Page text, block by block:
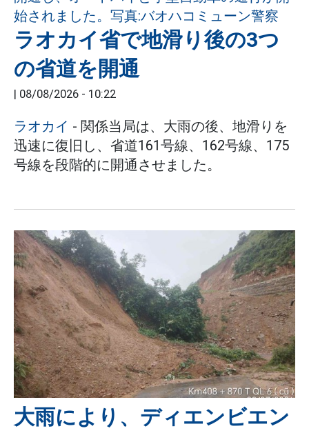
ラオカイ省で地滑り後の3つ
の省道を開通
| 08/08/2026 - 10:22
ラオカイ - 関係当局は、大雨の後、地滑りを
迅速に復旧し、省道161号線、162号線、175
号線を段階的に開通させました。
大雨により、ディエンビエン